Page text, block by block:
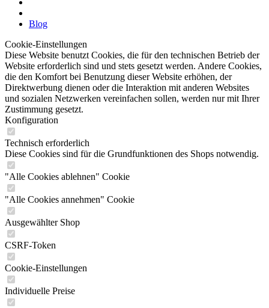
Blog
Cookie-Einstellungen
Diese Website benutzt Cookies, die für den technischen Betrieb der
Website erforderlich sind und stets gesetzt werden. Andere Cookies,
die den Komfort bei Benutzung dieser Website erhöhen, der
Direktwerbung dienen oder die Interaktion mit anderen Websites
und sozialen Netzwerken vereinfachen sollen, werden nur mit Ihrer
Zustimmung gesetzt.
Konfiguration
Technisch erforderlich
Diese Cookies sind für die Grundfunktionen des Shops notwendig.
"Alle Cookies ablehnen" Cookie
"Alle Cookies annehmen" Cookie
Ausgewählter Shop
CSRF-Token
Cookie-Einstellungen
Individuelle Preise